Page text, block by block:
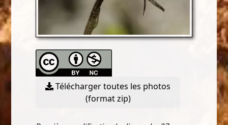
Télécharger toutes les photos
(format zip)